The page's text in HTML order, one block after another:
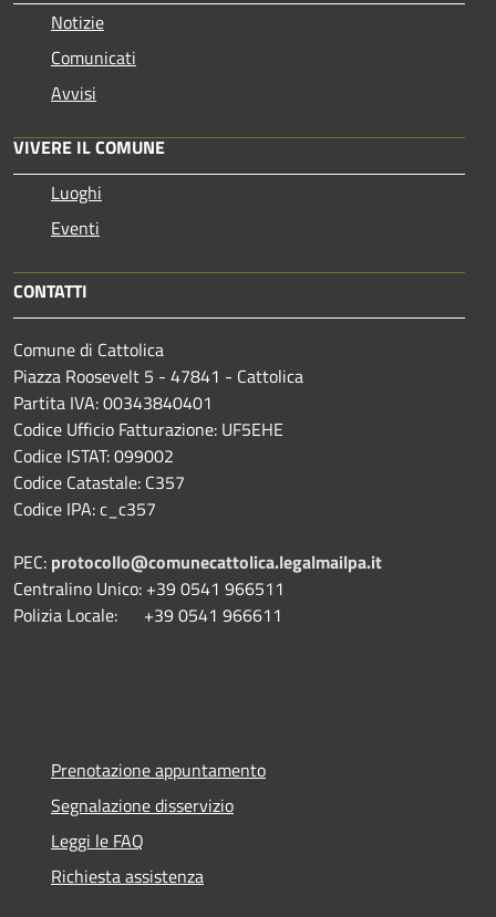
Notizie
Comunicati
Avvisi
VIVERE IL COMUNE
Luoghi
Eventi
CONTATTI
Comune di Cattolica
Piazza Roosevelt 5 - 47841 - Cattolica
Partita IVA: 00343840401
Codice Ufficio Fatturazione: UF5EHE
Codice ISTAT: 099002
Codice Catastale: C357
Codice IPA: c_c357
PEC: protocollo@comunecattolica.legalmailpa.it
Centralino Unico: +39 0541 966511
Polizia Locale: +39 0541 966611
Prenotazione appuntamento
Segnalazione disservizio
Leggi le FAQ
Richiesta assistenza